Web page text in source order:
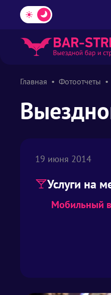
Главная Фотоотчеты
19 июня 2014
Услуги на
Мобильный